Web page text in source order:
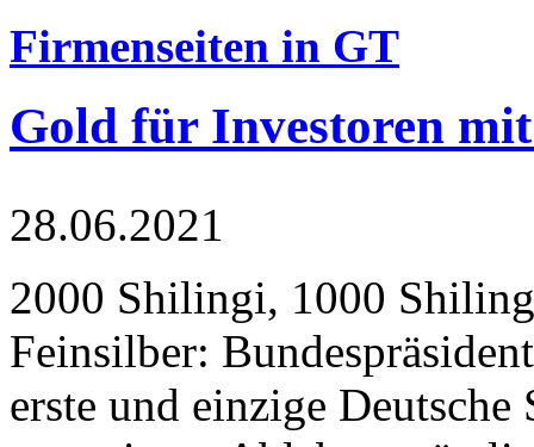
Firmenseiten in GT
Gold für Investoren
28.06.2021
2000 Shilingi, 1000
Feinsilber:
erste und einzige Deutsche